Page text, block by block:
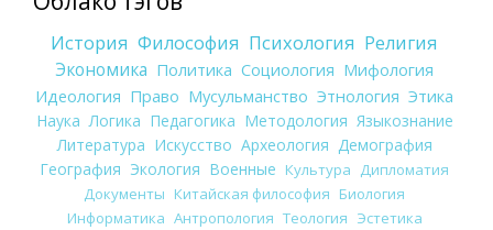
История Философия Психология Религия
Экономика Политика Социология Мифология
Идеология Право Мусульманство Этнология Этика
Наука Логика Педагогика Методология Языкознание
Литература Искусство Археология Демография
География Экология Военные Культура
Дипломатия
Документы Китайская философия Биология
Информатика Антропология Теология Эстетика